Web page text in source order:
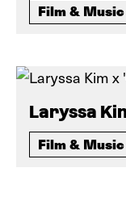
Film & Music
Laryssa
Film & Music